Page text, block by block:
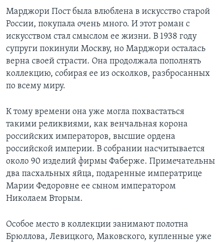
Марджори Пост была влюблена в искусство старой
России, покупала очень много. И этот роман с
искусством стал смыслом ее жизни. В 1938 году
супруги покинули Москву, но Марджори осталась
верна своей страсти. Она продолжала пополнять
коллекцию, собирая ее из осколков, разбросанных
по всему миру.
К тому времени она уже могла похвастаться
такими реликвиями, как венчальная корона
российских императоров, высшие ордена
российской империи. В собрании насчитывается
около 90 изделий фирмы Фаберже. Примечательны
два пасхальных яйца, подаренные императрице
Марии Федоровне ее сыном императором
Николаем Вторым.
Особое место в коллекции занимают полотна
Брюллова, Левицкого, Маковского, купленные уже